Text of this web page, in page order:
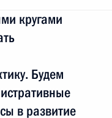
кругами
Будем
в развитие